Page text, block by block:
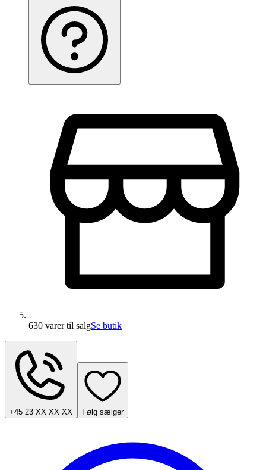
630 varertil salgSe butik
+45 23 XX XX XX Følg sælger